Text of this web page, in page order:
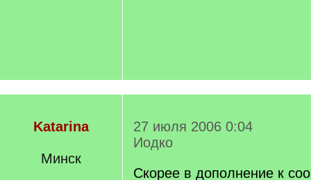
Katarina
Минск
27 июля 2006 0:04
Иодко
Скорее в дополнение к